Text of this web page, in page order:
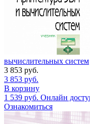
вычислительных систем
3 853 руб.
3 853 руб.
В корзину
1 539 руб. Онлайн
Ознакомиться